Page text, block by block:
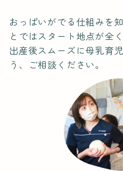
おっぱいがでる仕組みを
とではスタート地点が全
出産後スムーズに母乳育
う、ご相談ください。